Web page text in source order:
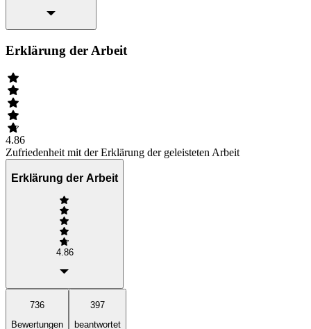
Erklärung der Arbeit
4.86
Zufriedenheit mit der Erklärung der geleisteten Arbeit
Erklärung der Arbeit
4.86
736
Bewertungen
397
beantwortet